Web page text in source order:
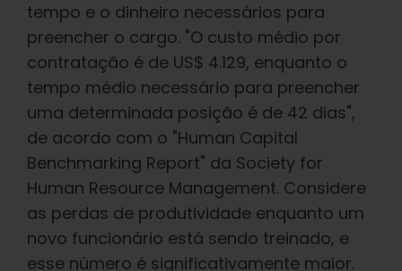
tempo e o dinheiro necessários para
preencher o cargo. "O custo médio por
contratação é de US$ 4.129, enquanto o
tempo médio necessário para preencher
uma determinada posição é de 42 dias",
de acordo com o "Human Capital
Benchmarking Report" da Society for
Human Resource Management. Considere
as perdas de produtividade enquanto um
novo funcionário está sendo treinado, e
esse número é significativamente maior.